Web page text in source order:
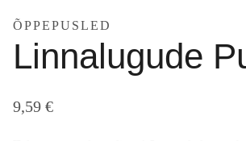
ÕPPEPUSLED
Linnalugude
9,59 €